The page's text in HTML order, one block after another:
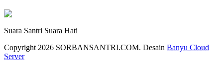
Suara Santri Suara Hati
Copyright 2026 SORBANSANTRI.COM. Desain Banyu Cloud
Server